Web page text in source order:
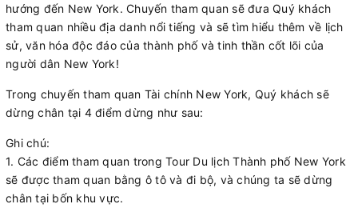
hướng đến New York. Chuyến tham quan sẽ đưa Quý khách
tham quan nhiều địa danh nổi tiếng và sẽ tìm hiểu thêm về lịch
sử, văn hóa độc đáo của thành phố và tinh thần cốt lõi của
người dân New York!
Trong chuyến tham quan Tài chính New York, Quý khách sẽ
dừng chân tại 4 điểm dừng như sau:
Ghi chú:
1. Các điểm tham quan trong Tour Du lịch Thành phố New York
sẽ được tham quan bằng ô tô và đi bộ, và chúng ta sẽ dừng
chân tại bốn khu vực.